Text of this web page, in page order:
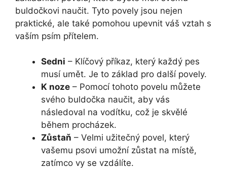
buldočkovi naučit. Tyto povely jsou nejen
praktické, ale také pomohou upevnit váš vztah s
vaším psím přítelem.
Sedni – Klíčový příkaz, který každý pes
musí umět. Je to základ pro další povely.
K noze – Pomocí tohoto povelu můžete
svého buldočka naučit, aby vás
následoval na vodítku, což je skvělé
během procházek.
Zůstaň – Velmi užitečný povel, který
vašemu psovi umožní zůstat na místě,
zatímco vy se vzdálíte.